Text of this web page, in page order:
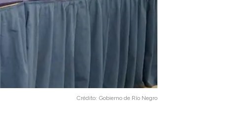
Crédito: Gobierno de Río Negro